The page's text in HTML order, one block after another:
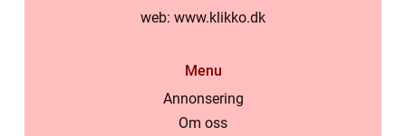
web: www.klikko.dk
Menu
Annonsering
Om oss